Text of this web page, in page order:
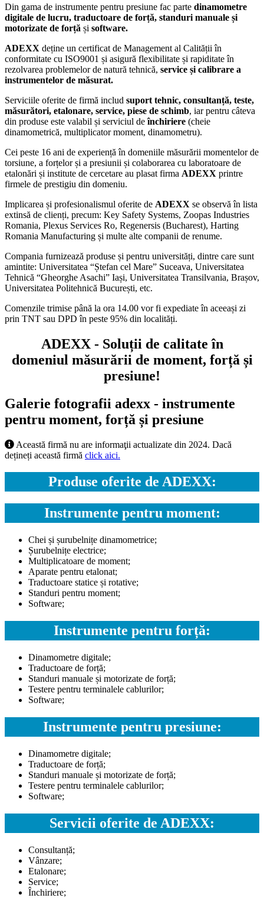
Din gama de instrumente pentru presiune fac parte dinamometre
digitale de lucru, traductoare de forță, standuri manuale și
motorizate de forță și software.
ADEXX deține un certificat de Management al Calității în
conformitate cu ISO9001 și asigură flexibilitate și rapiditate în
rezolvarea problemelor de natură tehnică, service și calibrare a
instrumentelor de măsurat.
Serviciile oferite de firmă includ suport tehnic, consultanță, teste,
măsurători, etalonare, service, piese de schimb, iar pentru câteva
din produse este valabil și serviciul deînchiriere (cheie
dinamometrică, multiplicator moment, dinamometru).
Cei peste 16 ani de experiență în domeniile măsurării momentelor de
torsiune, a forțelor și a presiunii și colaborarea cu laboratoare de
etalonări și institute de cercetare au plasat firma ADEXX printre
firmele de prestigiu din domeniu.
Implicarea și profesionalismul oferite de ADEXX se observă în lista
extinsă de clienți, precum: Key Safety Systems, Zoopas Industries
Romania, Plexus Services Ro, Regenersis (Bucharest), Harting
Romania Manufacturing și multe alte companii de renume.
Compania furnizează produse și pentru universități, dintre care sunt
amintite: Universitatea “Ștefan cel Mare” Suceava, Universitatea
Tehnică “Gheorghe Asachi” Iași, Universitatea Transilvania, Brașov,
Universitatea Politehnică București, etc.
Comenzile trimise până la ora 14.00 vor fi expediate în aceeași zi
prin TNT sau DPD în peste 95% din localități.
ADEXX - Soluții de calitate în
domeniul măsurării de moment, forță și
presiune!
Galerie fotografii adexx - instrumente
pentru moment, forță și presiune
Această firmă nu are informaţii actualizate din 2024. Dacă
dețineți această firmă click aici.
Produse oferite de ADEXX:
Instrumente pentru moment:
Chei și șurubelnițe dinamometrice;
Șurubelnițe electrice;
Multiplicatoare de moment;
Aparate pentru etalonat;
Traductoare statice și rotative;
Standuri pentru moment;
Software;
Instrumente pentru forță:
Dinamometre digitale;
Traductoare de forță;
Standuri manuale și motorizate de forță;
Testere pentru terminalele cablurilor;
Software;
Instrumente pentru presiune:
Dinamometre digitale;
Traductoare de forță;
Standuri manuale și motorizate de forță;
Testere pentru terminalele cablurilor;
Software;
Servicii oferite de ADEXX:
Consultanță;
Vânzare;
Etalonare;
Service;
Închiriere;